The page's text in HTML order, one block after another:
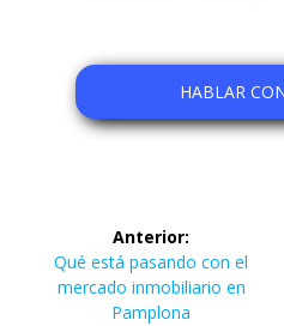
HABLAR
Anterior:
Qué está pasando con el
mercado inmobiliario en
Pamplona